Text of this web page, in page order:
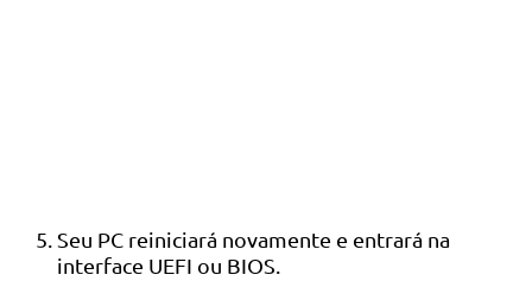
Seu PC reiniciará novamente e entrará na
interface UEFI ou BIOS.